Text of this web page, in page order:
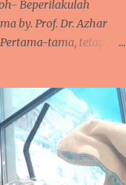
Beperilakulah
by. Prof. Dr. Azhar
tama, tetap
sebelumnya
bahwa sangat
inilah yang kita
dan KETEKUNAN.
karena biasa'? Suatu